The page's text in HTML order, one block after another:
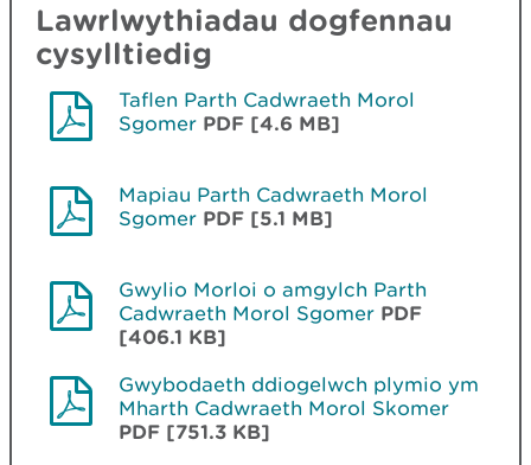
Lawrlwythiadau dogfennau
cysylltiedig
Taflen Parth Cadwraeth Morol
Sgomer PDF [4.6 MB]
Mapiau Parth Cadwraeth Morol
Sgomer PDF [5.1 MB]
Gwylio Morloi o amgylch Parth
Cadwraeth Morol Sgomer PDF
[406.1 KB]
Gwybodaeth ddiogelwch plymio ym
Mharth Cadwraeth Morol Skomer
PDF [751.3 KB]